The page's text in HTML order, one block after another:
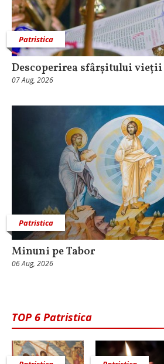
Patristica
Descoperirea sfârșitului
07 Aug, 2026
Patristica
Minuni pe Tabor
06 Aug, 2026
TOP 6 Patristica